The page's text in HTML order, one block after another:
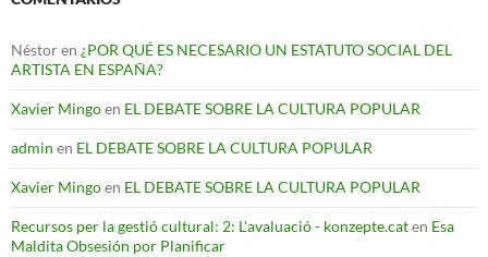
Néstoren ¿POR QUÉ ES NECESARIO UN ESTATUTO SOCIAL DEL
ARTISTA EN ESPAÑA?
Xavier Mingoen EL DEBATE SOBRE LA CULTURA POPULAR
admin en EL DEBATE SOBRE LA CULTURA POPULAR
Xavier Mingoen EL DEBATE SOBRE LA CULTURA POPULAR
Recursos per la gestió cultural: 2: L'avaluació - konzepte.caten Esa
Maldita Obsesión por Planificar